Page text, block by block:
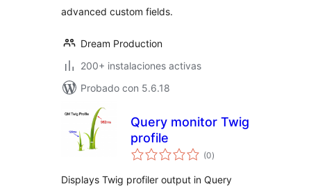
advanced custom fields.
Dream Production
200+ instalaciones activas
Probado con 5.6.18
Query monitor Twig
profile
(0total
de
)
Displays Twig profiler output in Query